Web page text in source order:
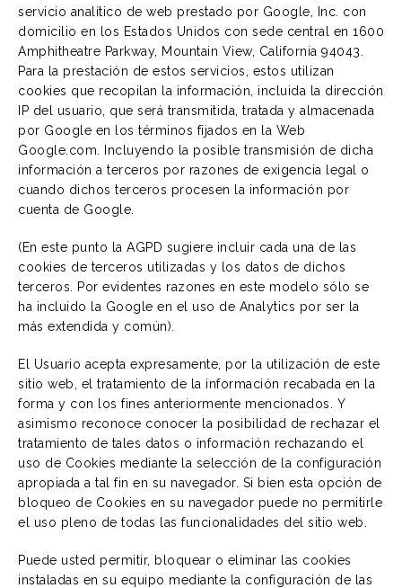
servicio analítico de web prestado por Google, Inc. con
domicilio en los Estados Unidos con sede central en 1600
Amphitheatre Parkway, Mountain View, California 94043.
Para la prestación de estos servicios, estos utilizan
cookies que recopilan la información, incluida la dirección
IP del usuario, que será transmitida, tratada y almacenada
por Google en los términos fijados en la Web
Google.com. Incluyendo la posible transmisión de dicha
información a terceros por razones de exigencia legal o
cuando dichos terceros procesen la información por
cuenta de Google.
(En este punto la AGPD sugiere incluir cada una de las
cookies de terceros utilizadas y los datos de dichos
terceros. Por evidentes razones en este modelo sólo se
ha incluido la Google en el uso de Analytics por ser la
más extendida y común).
El Usuario acepta expresamente, por la utilización de este
sitio web, el tratamiento de la información recabada en la
forma y con los fines anteriormente mencionados. Y
asimismo reconoce conocer la posibilidad de rechazar el
tratamiento de tales datos o información rechazando el
uso de Cookies mediante la selección de la configuración
apropiada a tal fin en su navegador. Si bien esta opción de
bloqueo de Cookies en su navegador puede no permitirle
el uso pleno de todas las funcionalidades del sitio web.
Puede usted permitir, bloquear o eliminar las cookies
instaladas en su equipo mediante la configuración de las